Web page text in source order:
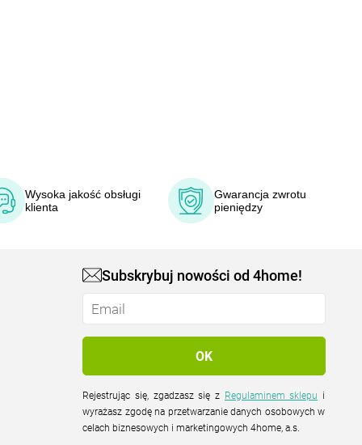
Wysoka jakość obsługi
klienta
Gwarancja zwrotu
pieniędzy
Subskrybuj nowości od 4home!
Rejestrując się, zgadzasz się z Regulaminem sklepu
wyrażasz zgodę na przetwarzanie danych osobowych w
celach biznesowych i marketingowych 4home, a.s.